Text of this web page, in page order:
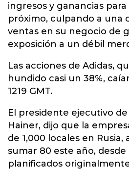
ingresos y ganancias para
próximo, culpando a una
ventas en su negocio de
exposición a un débil
Las acciones de Adidas,
hundido casi un 38%,
1219 GMT.
El presidente ejecutivo
Hainer, dijo que la
de 1,000 locales en Rusia,
sumar 80 este año, desde
planificados